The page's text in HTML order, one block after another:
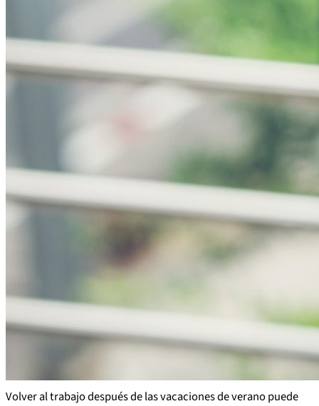
Volver al trabajo después de las vacaciones de verano puede